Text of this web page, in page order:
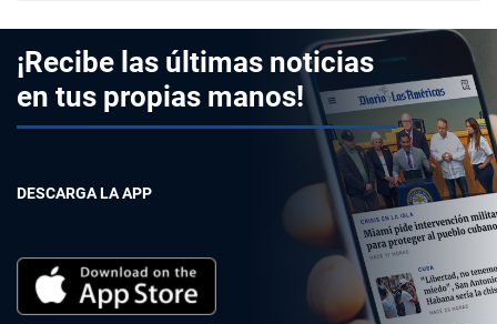
¡Recibe las últimas noticias
en tus propias manos!
DESCARGA LA APP